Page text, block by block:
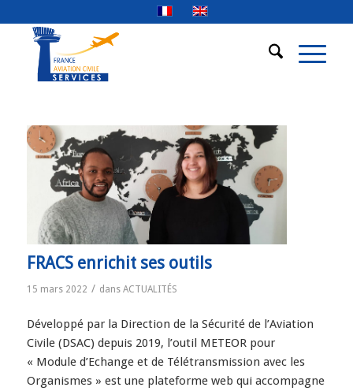
FRACS enrichit ses outils
15 mars 2022 / dans ACTUALITÉS
Développé par la Direction de la Sécurité de l’Aviation
Civile (DSAC) depuis 2019, l’outil METEOR pour
« Module d’Echange et de Télétransmission avec les
Organismes » est une plateforme web qui accompagne